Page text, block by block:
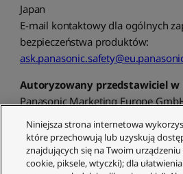
Japan
E-mail kontaktowy dla ogólnych
bezpieczeństwa produktów:
Autoryzowany przedstawiciel w
Panasonic Marketing Europe
Winsbergring 15
22525 Hamburg
Germany
Niniejsza strona internetowa
które przechowują lub uzyskują
znajdujących się na Twoim
cookie, piksele, wtyczki); dla